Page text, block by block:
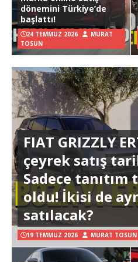
dönemini Türkiye’de
başlattı!
24 TEMMUZ 2026
MURAT
TOSUN
FIAT GRIZZLY
çeyrek satış
Sadece
oldu! İkisi de
satılacak?
19 TEMMUZ 2026 MURAT TOSUN